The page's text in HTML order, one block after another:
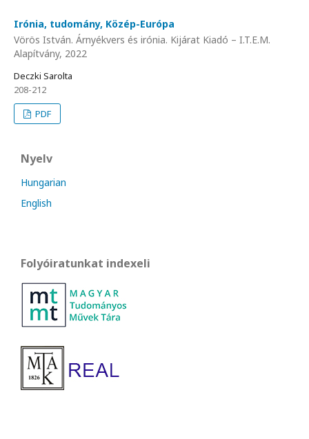
Irónia, tudomány, Közép-Európa
Vörös István. Árnyékvers és irónia. Kijárat Kiadó – I.T.E.M.
Alapítvány, 2022
Deczki Sarolta
208-212
PDF
Nyelv
Hungarian
English
Folyóiratunkat indexeli